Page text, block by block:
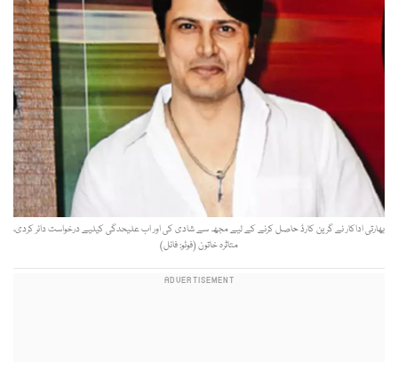
بھارتی اداکار نے گرین کارڈ حاصل کرنے کے لیے مجھ سے شادی کی اور اب علیحدگی کیلیے درخواست دائر کردی،
متاثرہ خاتون (فوٹو: فائل)